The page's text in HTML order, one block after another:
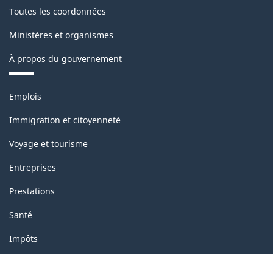
Toutes les coordonnées
Ministères et organismes
À propos du gouvernement
Thèmes
sujets
Emplois
Immigration et citoyenneté
Voyage et tourisme
Entreprises
Prestations
Santé
Impôts